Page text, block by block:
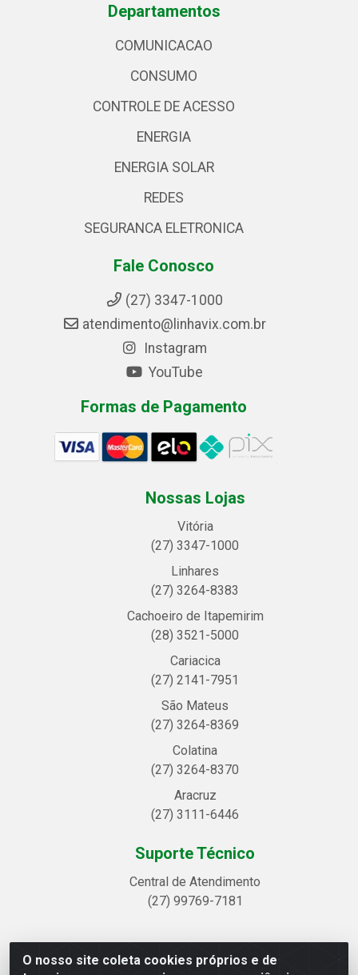
O nosso site coleta cookies próprios e de
Departamentos
COMUNICACAO
CONSUMO
CONTROLE DE ACESSO
ENERGIA
ENERGIA SOLAR
REDES
SEGURANCA ELETRONICA
Fale Conosco
(27) 3347-1000
atendimento@linhavix.com.br
Instagram
YouTube
Formas de Pagamento
Nossas Lojas
Vitória
(27) 3347-1000
Linhares
(27) 3264-8383
Cachoeiro de Itapemirim
(28) 3521-5000
Cariacica
(27) 2141-7951
São Mateus
(27) 3264-8369
Colatina
(27) 3264-8370
Aracruz
(27) 3111-6446
Suporte Técnico
Central de Atendimento
(27) 99769-7181
Linhavix Distribuidora LTDA - Avenida Alegre, 2521 -